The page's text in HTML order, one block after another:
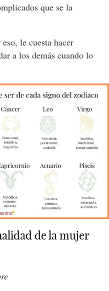
que se la
le cuesta hacer
a los demás cuando lo
de la mujer